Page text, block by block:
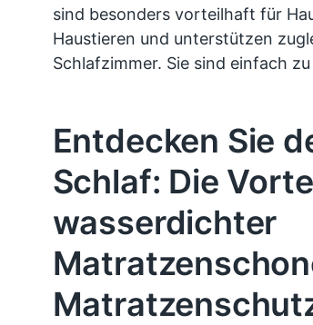
sind besonders vorteilhaft für
Haustieren und unterstützen
Schlafzimmer. Sie sind einfach
Entdecken Sie
Schlaf: Die
wasserdichter